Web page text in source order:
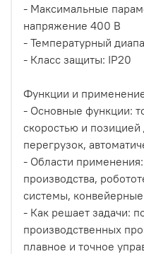
- Максимальные
напряжение 400 В
- Температурный
- Класс защиты: IP20
Функции и
- Основные функции:
скоростью и позицией
перегрузок,
- Области
производства,
системы,
- Как решает задачи:
производственных
плавное и точное